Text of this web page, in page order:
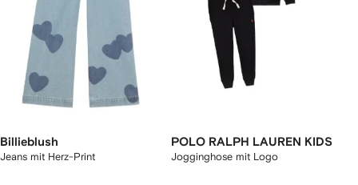
Billieblush
Jeans mit Herz-Print
POLO RALPH LAUREN KIDS
Jogginghose mit Logo